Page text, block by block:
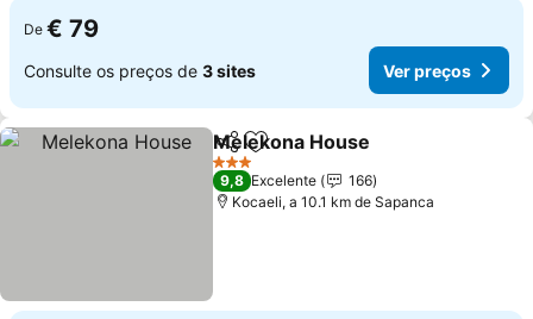
De € 79
Consulte os preços de 3 sites Ver preços
PartilharAdicionar aos favoritos
Melekona House
3 Estrelas
9,8 Excelente
166
Kocaeli, a 10.1 km de Sapanca